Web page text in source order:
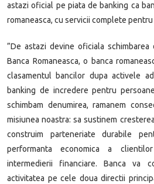
astazi oficial pe piata de banking ca
romaneasca, cu servicii complete
”De astazi devine oficiala schimbarea
Banca Romaneasca, o banca
clasamentul bancilor dupa activele
banking de incredere pentru
schimbam denumirea, ramanem
misiunea noastra: sa sustinem
construim parteneriate durabile
performanta economica a
intermedierii financiare. Banca va
activitatea pe cele doua directii